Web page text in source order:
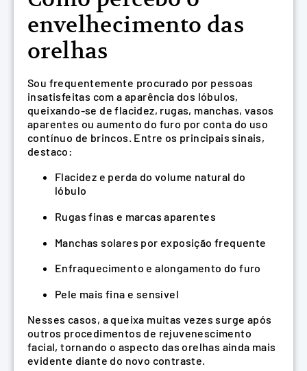
envelhecimento das
orelhas
Sou frequentemente procurado por pessoas
insatisfeitas com a aparência dos lóbulos,
queixando-se de flacidez, rugas, manchas, vasos
aparentes ou aumento do furo por conta do uso
contínuo de brincos. Entre os principais sinais,
destaco:
Flacidez e perda do volume natural do
lóbulo
Rugas finas e marcas aparentes
Manchas solares por exposição frequente
Enfraquecimento e alongamento do furo
Pele mais fina e sensível
Nesses casos, a queixa muitas vezes surge após
outros procedimentos de rejuvenescimento
facial, tornando o aspecto das orelhas ainda mais
evidente diante do novo contraste.